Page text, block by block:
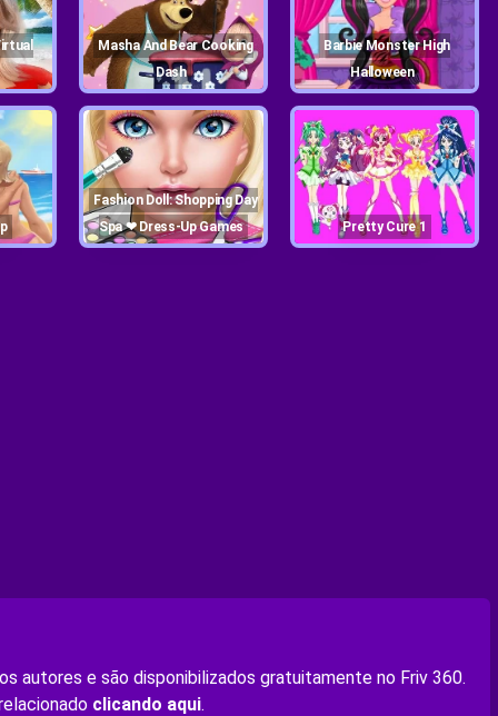
Masha And Bear Cooking
Dash
Barbie Monster High
Halloween
Fashion Doll: Shopping Day
Spa ❤ Dress-Up Games
Pretty Cure 1
autores e são disponibilizados gratuitamente no Friv 360.
clicando aqui.